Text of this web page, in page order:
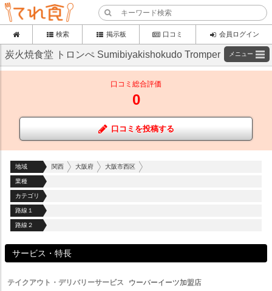
検索 掲示板 口コミ 会員ログイン
炭火焼食堂 トロンぺ Sumibiyakishokudo Tromper メニュー
口コミ総合評価
0
口コミを投稿する
地域 関西 大阪府 大阪市西区
業種
カテゴリ
路線１
路線２
サービス・特長
テイクアウト・デリバリーサービス ウーバーイーツ加盟店